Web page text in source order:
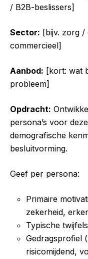
/ B2B-beslissers]
Sector: [bijv. zorg
commercieel]
Aanbod: [kort: wat
probleem]
Opdracht:
persona’s voor
demografische
besluitvorming.
Geef per persona:
Primaire
zekerheid,
Typische
Gedragsprofiel
risicomijdend,